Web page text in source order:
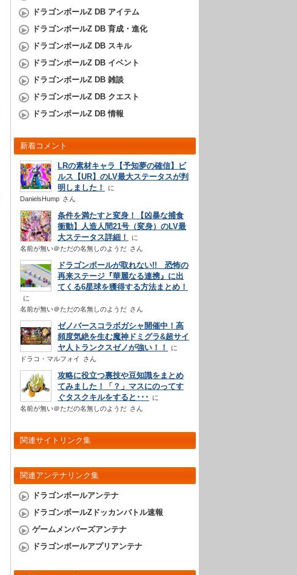
ドラゴンボールZ DB アイテム
ドラゴンボールZ DB 育成・進化
ドラゴンボールZ DB スキル
ドラゴンボールZ DB イベント
ドラゴンボールZ DB 雑談
ドラゴンボールZ DB クエスト
ドラゴンボールZ DB 情報
新着コメント
LRの素材キャラ【予知夢の確信】ビ
ルス【UR】のLV最大ステータスが判
明しました！
DanielsHump さん
条件を満たすと変身！【凶暴な捕食
衝動】人造人間21号（変身）のLV最
大ステータス詳細！
名前が無い＠ただの名無しのようだ さん
ドラゴンボールが取れない!! 恐怖の
再来ステージ『華麗なる連携』に出
てくる6星球を獲得する方法まとめ！
名前が無い＠ただの名無しのようだ さん
ゼノバースコラボガシャ開催中！高
頻度気絶を生む魔神ドミグラ&超サイ
ヤ人トランクスゼノが強い！！
ドラコ・マルフォイ さん
攻略に役立つ裏技や豆知識をまとめ
てみました！「？」マスにのってす
ぐタスクキルをすると･･･
名前が無い＠ただの名無しのようだ さん
関連サイトリンク集
関連アンテナリンク集
ドラゴンボールアンテナ
ドラゴンボールZドッカンバトル速報
ゲームメンバーズアンテナ
ドラゴンボールアプリアンテナ